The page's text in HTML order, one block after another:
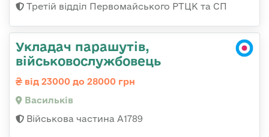
Третій відділ Первомайського РТЦК та СП
Укладач парашутів,
військовослужбовець
від 23000 до 28000 грн
Васильків
Військова частина А1789